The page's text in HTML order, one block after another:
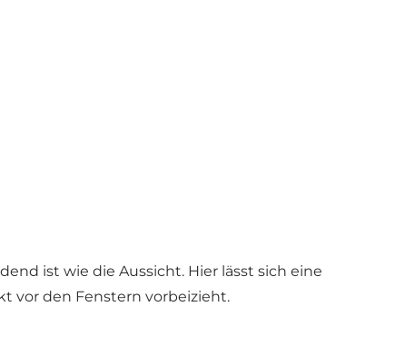
ist wie die Aussicht. Hier lässt sich eine
vor den Fenstern vorbeizieht.